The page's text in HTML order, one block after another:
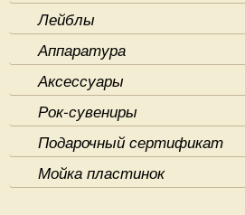
Лейблы
Аппаратура
Аксессуары
Рок-сувениры
Подарочный сертификат
Мойка пластинок